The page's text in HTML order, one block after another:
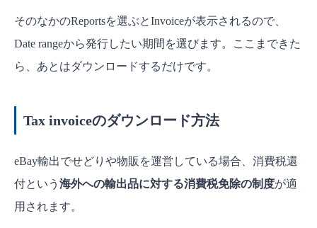
そのなかのReportsを選ぶとInvoiceが表示されるので、
Date rangeから発行したい期間を選びます。ここまできた
ら、あとはダウンロードするだけです。
Tax invoiceのダウンロード方法
eBay輸出でせどりや物販を運営している場合、消費税還
付という 海外への輸出品に対する消費税免除の制度が適
用されます。